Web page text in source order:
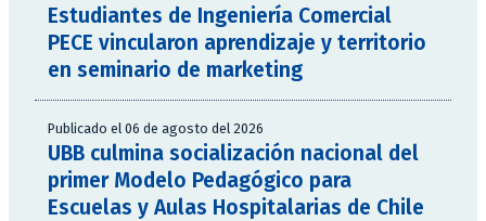
Estudiantes de Ingeniería Comercial
PECE vincularon aprendizaje y territorio
en seminario de marketing
Publicado el 06 de agosto del 2026
UBB culmina socialización nacional del
primer Modelo Pedagógico para
Escuelas y Aulas Hospitalarias de Chile